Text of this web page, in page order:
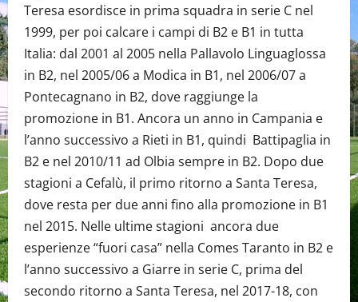
Teresa esordisce in prima squadra in serie C nel
1999, per poi calcare i campi di B2 e B1 in tutta
Italia: dal 2001 al 2005 nella Pallavolo Linguaglossa
in B2, nel 2005/06 a Modica in B1, nel 2006/07 a
Pontecagnano in B2, dove raggiunge la
promozione in B1. Ancora un anno in Campania e
l’anno successivo a Rieti in B1, quindi Battipaglia in
B2 e nel 2010/11 ad Olbia sempre in B2. Dopo due
stagioni a Cefalù, il primo ritorno a Santa Teresa,
dove resta per due anni fino alla promozione in B1
nel 2015. Nelle ultime stagioni ancora due
esperienze “fuori casa” nella Comes Taranto in B2 e
l’anno successivo a Giarre in serie C, prima del
secondo ritorno a Santa Teresa, nel 2017-18, con